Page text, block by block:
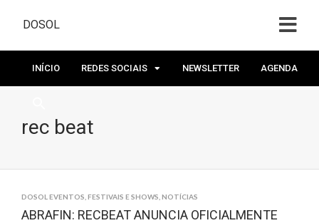
DOSOL
INÍCIO REDES SOCIAIS NEWSLETTER AGENDA
rec beat
DOSOL EVENTOS FESTIVAIS E SHOWS NOTÍCIAS
ABRAFIN: RECBEAT ANUNCIA OFICIALMENTE